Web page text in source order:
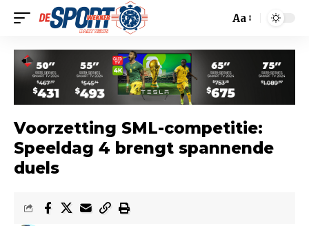
Aa
Voorzetting SML-competitie:
Speeldag 4 brengt spannende
duels